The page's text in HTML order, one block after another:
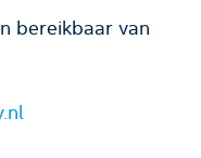
bereikbaar van